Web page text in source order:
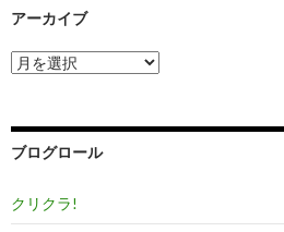
アーカイブ
ア
ー
ブ
ブログロール
クリクラ!